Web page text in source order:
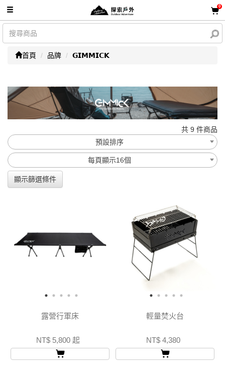
0
首頁 品牌 𝗚𝗜𝗠𝗠𝗜𝗖𝗞
共 9 件商品
預設排序
每頁顯示16個
顯示篩選條件
露營行軍床
NT$ 5,800 起
輕量焚火台
NT$ 4,380